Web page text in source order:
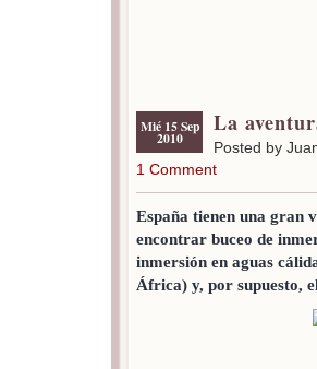
Mié 15 Sep
2010
La
Posted by
1 Comment
España tienen una gran
encontrar buceo de
inmersión en aguas
África) y, por supuesto,